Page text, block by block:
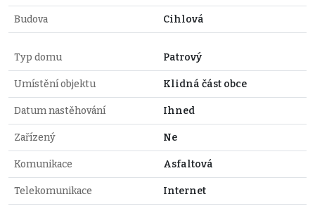
Budova Cihlová
Typ domu Patrový
Umístění objektu Klidná část obce
Datum nastěhování Ihned
Zařízený Ne
Komunikace Asfaltová
Telekomunikace Internet